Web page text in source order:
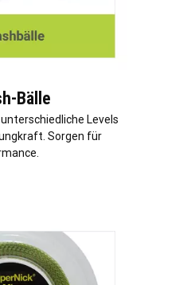
Bälle
Levels
Sorgen für